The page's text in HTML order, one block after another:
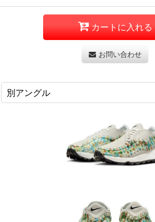
カートに入れる
お問い合わせ
別アングル